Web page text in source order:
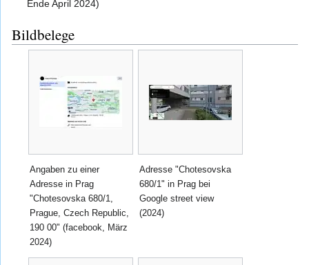
Ende April 2024)
Bildbelege
Angaben zu einer
Adresse in Prag
"Chotesovska 680/1,
Prague, Czech Republic,
190 00" (facebook, März
2024)
Adresse "Chotesovska
680/1" in Prag bei
Google street view
(2024)